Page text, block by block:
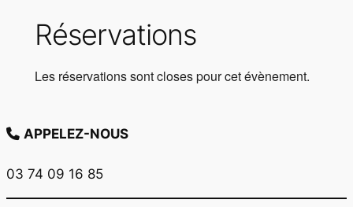
Réservations
Les réservations sont closes pour cet évènement.
APPELEZ-NOUS
03 74 09 16 85